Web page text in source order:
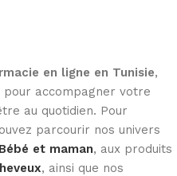
en ligne en Tunisie,
accompagner votre
au quotidien. Pour
parcourir nos univers
Bébé et maman, aux produits
, ainsi que nos